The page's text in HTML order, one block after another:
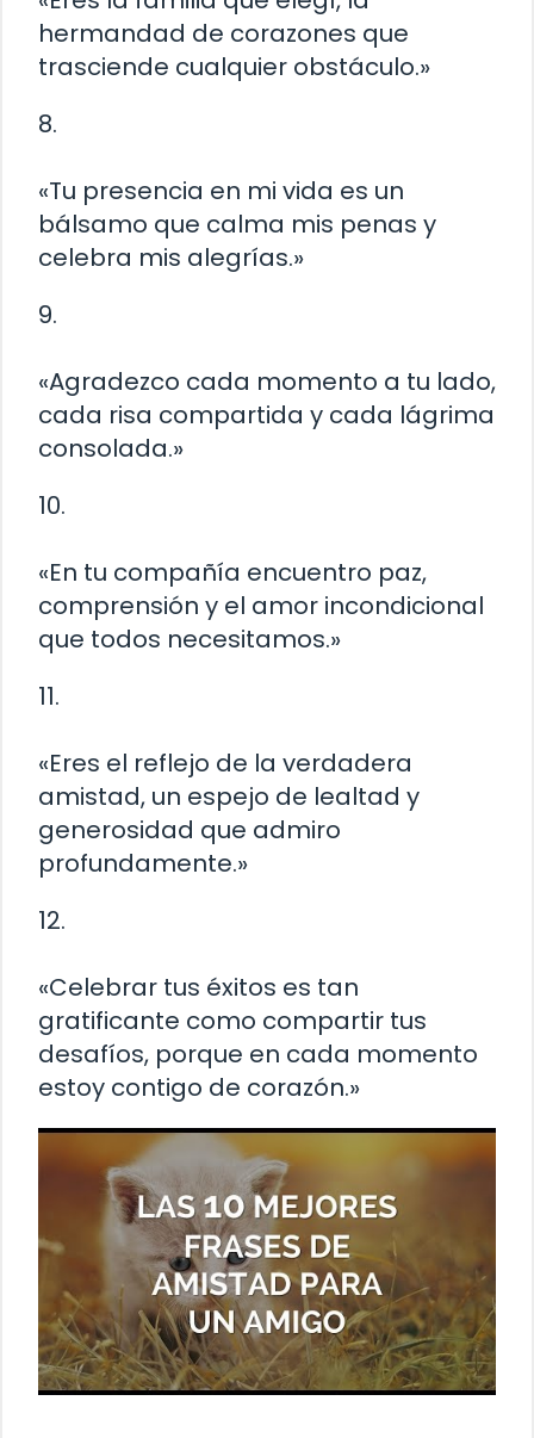
hermandad de corazones que
trasciende cualquier obstáculo.»
8.
«Tu presencia en mi vida es un
bálsamo que calma mis penas y
celebra mis alegrías.»
9.
«Agradezco cada momento a tu lado,
cada risa compartida y cada lágrima
consolada.»
10.
«En tu compañía encuentro paz,
comprensión y el amor incondicional
que todos necesitamos.»
11.
«Eres el reflejo de la verdadera
amistad, un espejo de lealtad y
generosidad que admiro
profundamente.»
12.
«Celebrar tus éxitos es tan
gratificante como compartir tus
desafíos, porque en cada momento
estoy contigo de corazón.»